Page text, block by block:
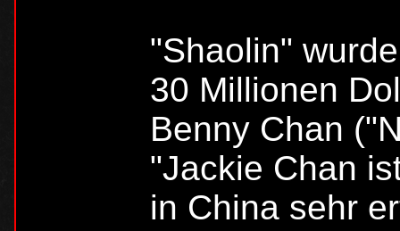
"Shaolin"
30 Millionen
Benny Chan
"Jackie Chan
in China sehr